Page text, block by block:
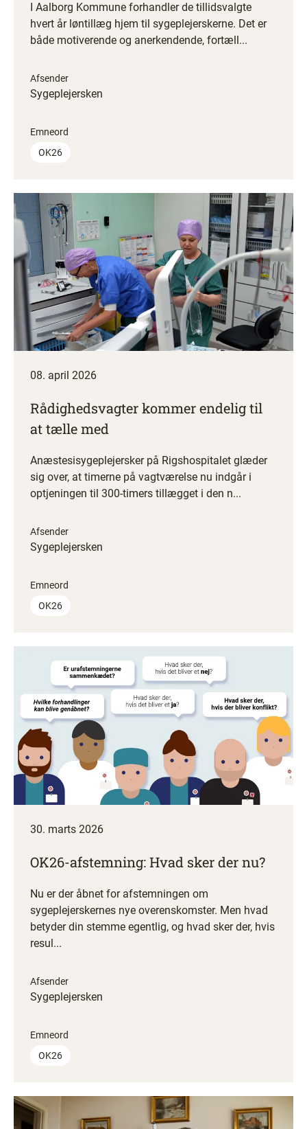
I Aalborg Kommune forhandler de tillidsvalgte
hvert år løntillæg hjem til sygeplejerskerne. Det er
både motiverende og anerkendende, fortæll...
Afsender
Sygeplejersken
Emneord
OK26
08. april 2026
Rådighedsvagter kommer endelig til
at tælle med
Anæstesisygeplejersker på Rigshospitalet glæder
sig over, at timerne på vagtværelse nu indgår i
optjeningen til 300-timers tillægget i den n...
Afsender
Sygeplejersken
Emneord
OK26
30. marts 2026
OK26-afstemning: Hvad sker der nu?
Nu er der åbnet for afstemningen om
sygeplejerskernes nye overenskomster. Men hvad
betyder din stemme egentlig, og hvad sker der, hvis
resul...
Afsender
Sygeplejersken
Emneord
OK26